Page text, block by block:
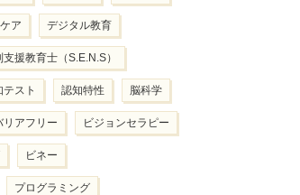
ア デジタル教育
支援教育士（S.E.N.S）
テスト 認知特性 脳科学
リアフリー ビジョンセラピー
ビネー
プログラミング